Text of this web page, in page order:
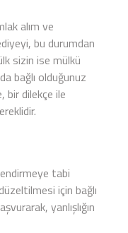
alım ve
bu durumdan
sizin ise mülkü
bağlı olduğunuz
bir dilekçe ile
tabi
için bağlı
yanlışlığın